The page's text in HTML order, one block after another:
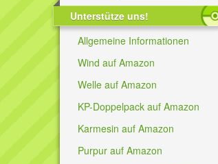
Unterstütze uns!
Allgemeine Informationen
Wind auf Amazon
Welle auf Amazon
KP-Doppelpack auf Amazon
Karmesin auf Amazon
Purpur auf Amazon